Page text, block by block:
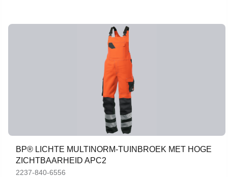
BP® LICHTE MULTINORM-TUINBROEK MET HOGE
ZICHTBAARHEID APC2
2237-840-6556